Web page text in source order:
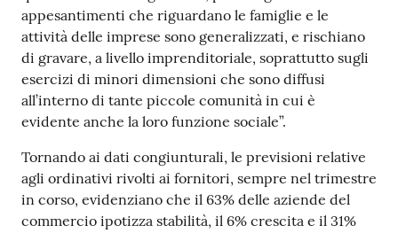
appesantimenti che riguardano le famiglie e le
attività delle imprese sono generalizzati, e rischiano
di gravare, a livello imprenditoriale, soprattutto sugli
esercizi di minori dimensioni che sono diffusi
all’interno di tante piccole comunità in cui è
evidente anche la loro funzione sociale”.
Tornando ai dati congiunturali, le previsioni relative
agli ordinativi rivolti ai fornitori, sempre nel trimestre
in corso, evidenziano che il 63% delle aziende del
commercio ipotizza stabilità, il 6% crescita e il 31%